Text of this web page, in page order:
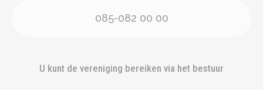
085-082 00 00
U kunt de vereniging bereiken via het bestuur